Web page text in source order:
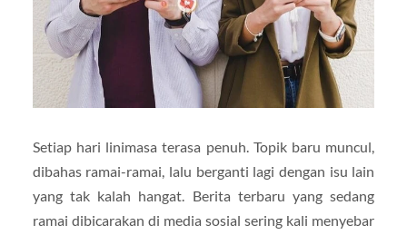
Setiap hari linimasa terasa penuh. Topik baru muncul,
dibahas ramai-ramai, lalu berganti lagi dengan isu lain
yang tak kalah hangat. Berita terbaru yang sedang
ramai dibicarakan di media sosial sering kali menyebar